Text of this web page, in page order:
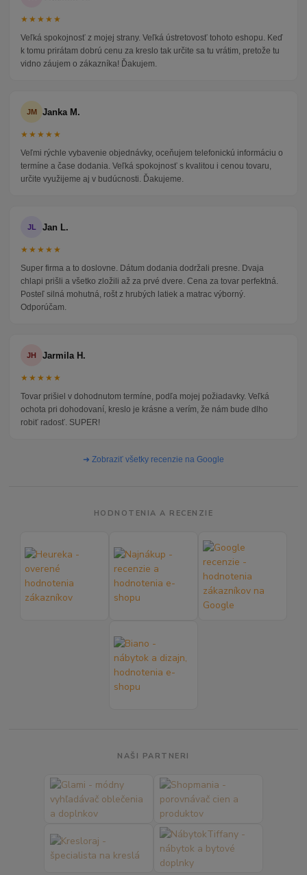
★★★★★
Veľká spokojnosť z mojej strany. Veľká ústretovosť tohoto eshopu. Keď
k tomu prirátam dobrú cenu za kreslo tak určite sa tu vrátim, pretože tu
vidno záujem o zákazníka! Ďakujem.
JM Janka M.
★★★★★
Veľmi rýchle vybavenie objednávky, oceňujem telefonickú informáciu o
termíne a čase dodania. Veľká spokojnosť s kvalitou i cenou tovaru,
určite využijeme aj v budúcnosti. Ďakujeme.
JL Jan L.
★★★★★
Super firma a to doslovne. Dátum dodania dodržali presne. Dvaja
chlapi prišli a všetko zložili až za prvé dvere. Cena za tovar perfektná.
Posteľ silná mohutná, rošt z hrubých latiek a matrac výborný.
Odporúčam.
JH Jarmila H.
★★★★★
Tovar prišiel v dohodnutom termíne, podľa mojej požiadavky. Veľká
ochota pri dohodovaní, kreslo je krásne a verím, že nám bude dlho
robiť radosť. SUPER!
➜ Zobraziť všetky recenzie na Google
HODNOTENIA A RECENZIE
NAŠI PARTNERI